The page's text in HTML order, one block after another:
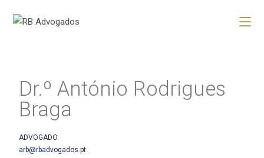
Dr.º António Rodrigues
Braga
ADVOGADO.
arb@rbadvogados.pt